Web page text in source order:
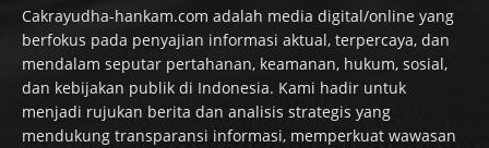
Cakrayudha-hankam.com adalah media digital/online yang
berfokus pada penyajian informasi aktual, terpercaya, dan
mendalam seputar pertahanan, keamanan, hukum, sosial,
dan kebijakan publik di Indonesia. Kami hadir untuk
menjadi rujukan berita dan analisis strategis yang
mendukung transparansi informasi, memperkuat wawasan